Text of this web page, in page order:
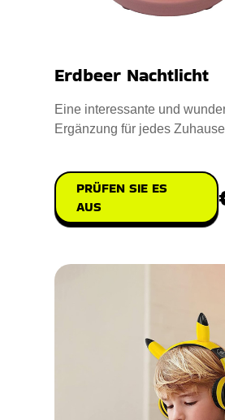
Erdbeer Nachtlicht
Eine interessante und
Ergänzung für jedes
PRÜFEN SIE ES
AUS